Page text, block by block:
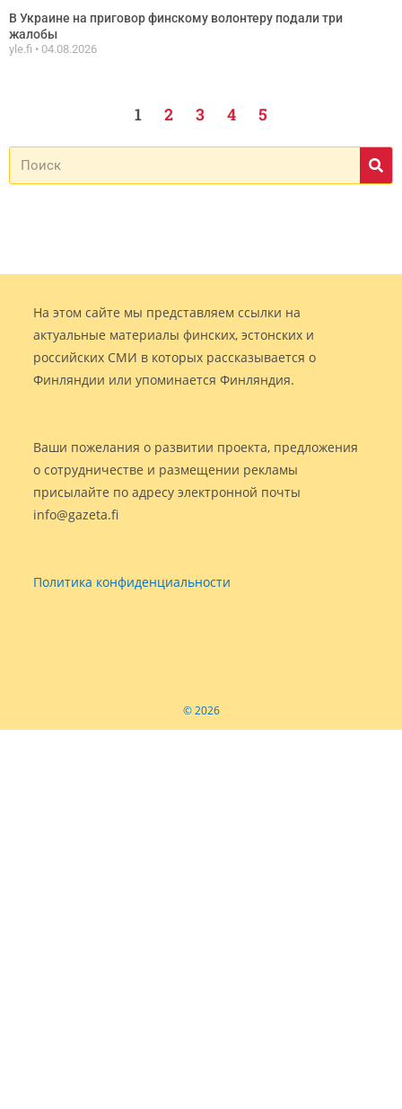
В Украине на приговор финскому волонтеру подали три
жалобы
yle.fi 04.08.2026
1 2 3 4 5
На этом сайте мы представляем ссылки на
актуальные материалы финских, эстонских и
российских СМИ в которых рассказывается о
Финляндии или упоминается Финляндия.
Ваши пожелания о развитии проекта, предложения
о сотрудничестве и размещении рекламы
присылайте по адресу электронной почты
info@gazeta.fi
Политика конфиденциальности
© 2026